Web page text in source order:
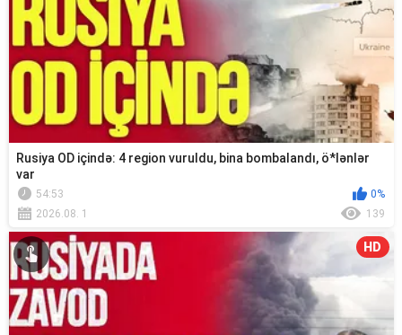
Rusiya OD içində: 4 region vuruldu, bina bombalandı, ö*lənlər
var
54:53
0%
2026.08. 1
139
HD